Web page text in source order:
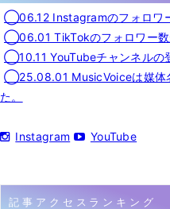
◯06.12 Instagramのフォロワ
◯06.01 TikTokのフォロワー数
◯10.11 YouTubeチャンネルの
◯25.08.01 MusicVoiceは媒体
た。
Instagram YouTube
記事アクセスランキング